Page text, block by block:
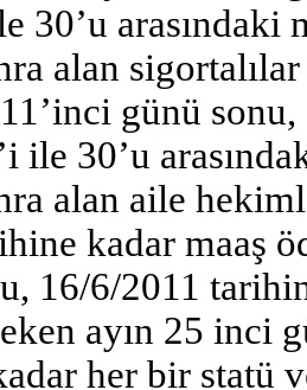
30’u arasındaki
alan
günü sonu,
ile 30’u
alan aile
kadar maaş
16/6/2011
ayın 25 inci
her bir statü